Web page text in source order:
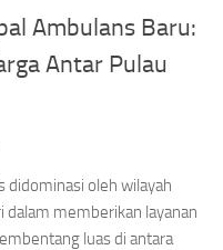
Ambulans Baru:
Antar Pulau
didominasi oleh wilayah
memberikan layanan
luas di antara